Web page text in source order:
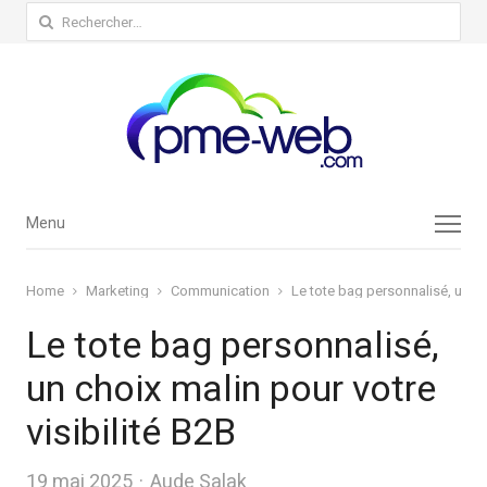
Rechercher :
Menu
Menu
Home Marketing Communication Le tote bag personnalisé, un
Le tote bag personnalisé,
un choix malin pour votre
visibilité B2B
Author